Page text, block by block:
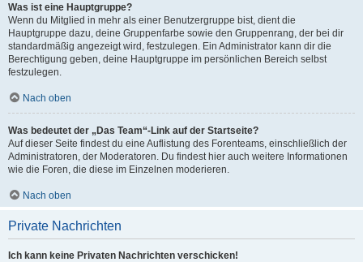
Was ist eine Hauptgruppe?
Wenn du Mitglied in mehr als einer Benutzergruppe bist, dient die
Hauptgruppe dazu, deine Gruppenfarbe sowie den Gruppenrang, der bei dir
standardmäßig angezeigt wird, festzulegen. Ein Administrator kann dir die
Berechtigung geben, deine Hauptgruppe im persönlichen Bereich selbst
festzulegen.
Nach oben
Was bedeutet der „Das Team“-Link auf der Startseite?
Auf dieser Seite findest du eine Auflistung des Forenteams, einschließlich der
Administratoren, der Moderatoren. Du findest hier auch weitere Informationen
wie die Foren, die diese im Einzelnen moderieren.
Nach oben
Private Nachrichten
Ich kann keine Privaten Nachrichten verschicken!